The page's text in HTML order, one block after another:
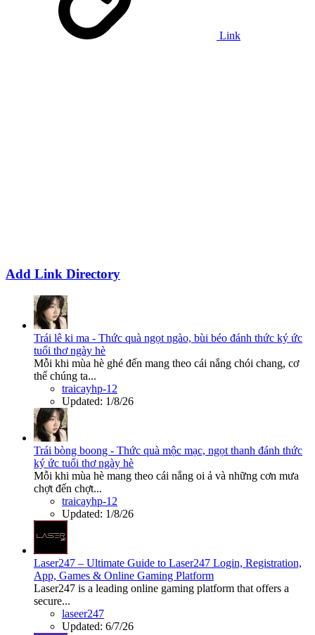
Link
Add Link Directory
Trái lê ki ma - Thức quà ngọt ngào, bùi béo đánh thức ký ức
tuổi thơ ngày hè
Mỗi khi mùa hè ghé đến mang theo cái nắng chói chang, cơ
thể chúng ta...
traicayhp-12
Updated: 1/8/26
Trái bòng boong - Thức quà mộc mạc, ngọt thanh đánh thức
ký ức tuổi thơ ngày hè
Mỗi khi mùa hè mang theo cái nắng oi ả và những cơn mưa
chợt đến chợt...
traicayhp-12
Updated: 1/8/26
Laser247 – Ultimate Guide to Laser247 Login, Registration,
App, Games & Online Gaming Platform
Laser247 is a leading online gaming platform that offers a
secure...
laseer247
Updated: 6/7/26